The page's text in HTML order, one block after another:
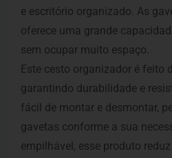
e escritório organizado. As
oferece uma grande
sem ocupar muito espaço.
Este cesto organizador é feito
garantindo durabilidade e
fácil de montar e desmontar,
gavetas conforme a sua
empilhável, esse produto